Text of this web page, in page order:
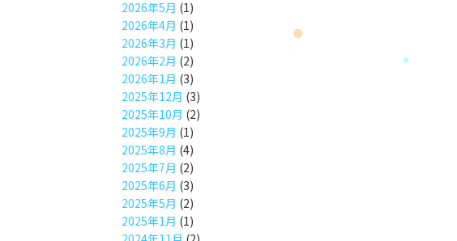
2026年5月 (1)
2026年4月 (1)
2026年3月 (1)
2026年2月 (2)
2026年1月 (3)
2025年12月 (3)
2025年10月 (2)
2025年9月 (1)
2025年8月 (4)
2025年7月 (2)
2025年6月 (3)
2025年5月 (2)
2025年1月 (1)